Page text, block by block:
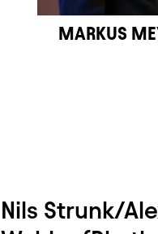
MARKUS
Nils Strunk/